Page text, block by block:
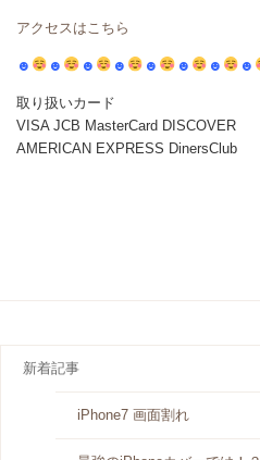
アクセスはこちら
☻ ☻ ☻ ☻ ☻ ☻ ☻ ☻
取り扱いカード
VISA JCB MasterCard DISCOVER
AMERICAN EXPRESS DinersClub
新着記事
iPhone7 画面割れ